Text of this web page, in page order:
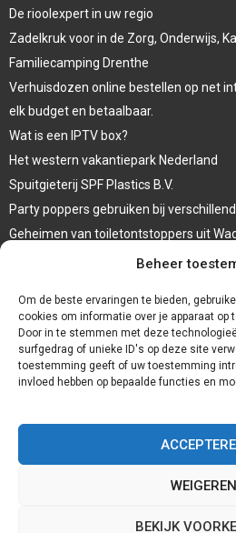
Beheer
Om de beste ervaringen te bieden,
cookies om informatie over je apparaat op
Door in te stemmen met deze
surfgedrag of unieke ID's op deze site
toestemming geeft of uw toestemming
invloed hebben op bepaalde functies en
WEIGEREN
BEKIJK
De rioolexpert in uw regio
Zadelkruk voor in de Zorg, Onderwijs,
Familiecamping Drenthe
Verhuisdozen online bestellen op net
elk budget en betaalbaar.
Wat is een IPTV box?
Het western vakantiepark Nederland
Spuitgieterij SPF Plastics B.V.
Party poppers gebruiken bij
Geheimen van toiletontstoppers uit
Vormen van terrasaankleding